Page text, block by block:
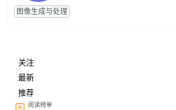
图像生成与处理
关注
最新
推荐
阅读榜单